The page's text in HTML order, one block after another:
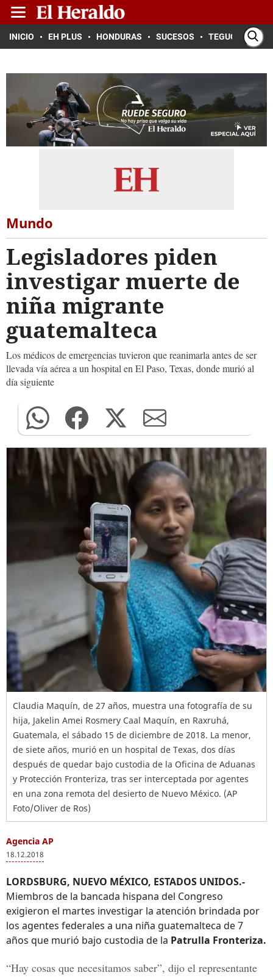
INICIO EH PLUS HONDURAS SUCESOS TEGUCIGALPA
Mundo
Legisladores piden
investigar muerte de
niña migrante
guatemalteca
Los médicos de emergencias tuvieron que reanimarla antes de ser
llevada vía aérea a un hospital en El Paso, Texas, donde murió al
día siguiente
Claudia Maquín, de 27 años, muestra una fotografía de su
hija, Jakelin Amei Rosmery Caal Maquín, en Raxruhá,
Guatemala, el sábado 15 de diciembre de 2018. La menor,
de siete años, murió en un hospital de Texas, dos días
después de quedar bajo custodia de la Oficina de Aduanas
y Protección Fronteriza, tras ser interceptada por agentes
en una zona remota del desierto de Nuevo México. (AP
Foto/Oliver de Ros)
Agencia AP
18.12.2018
LORDSBURG, NUEVO MÉXICO, ESTADOS UNIDOS.-
Miembros de la bancada hispana del Congreso
exigieron el martes investigar la atención brindada por
los agentes federales a una niña guatemalteca de 7
años que murió bajo custodia de la Patrulla Fronteriza.
“Hay cosas que necesitamos saber”, dijo el representante